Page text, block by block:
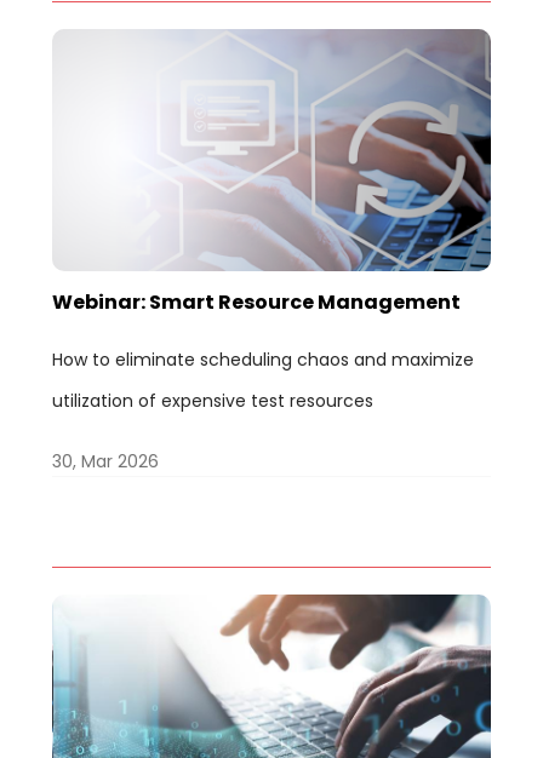
Webinar: Smart Resource Management
30, Mar 2026
How to eliminate scheduling chaos and maximize
utilization of expensive test resources